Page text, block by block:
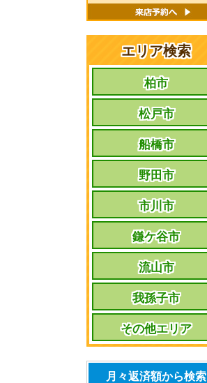
エリア検索
柏市
松戸市
船橋市
野田市
市川市
鎌ケ谷市
流山市
我孫子市
その他エリア
月々返済額から検索